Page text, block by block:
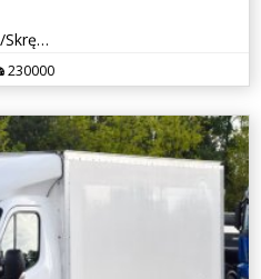
EEV * Automat * Podnoszona/Skrętna Oś * Poduszki Przód/Tył *
230000